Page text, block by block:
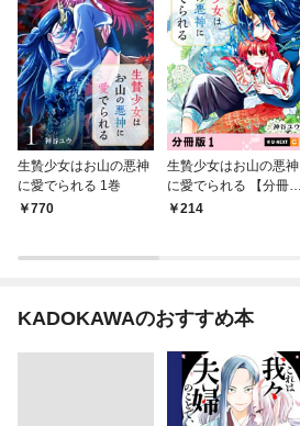
生贄少女はお山の悪神
に愛でられる 1巻
770
生贄少女はお山の悪神
に愛でられる 【分冊
版】 1
214
KADOKAWAのおすすめ本